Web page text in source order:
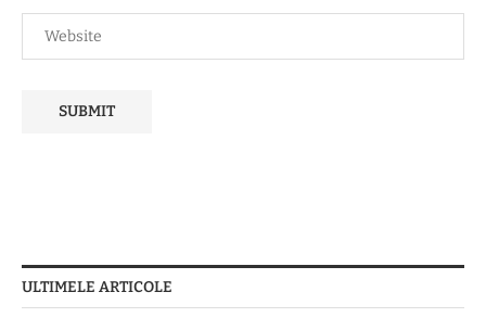
ULTIMELE ARTICOLE